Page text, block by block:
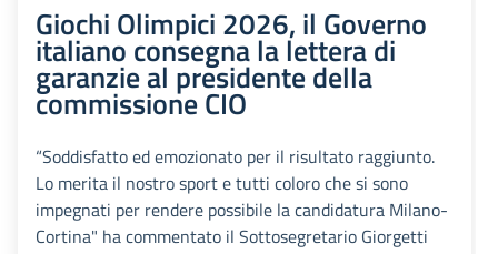
Giochi Olimpici 2026, il Governo
italiano consegna la lettera di
garanzie al presidente della
commissione CIO
“Soddisfatto ed emozionato per il risultato raggiunto.
Lo merita il nostro sport e tutti coloro che si sono
impegnati per rendere possibile la candidatura Milano-
Cortina" ha commentato il Sottosegretario Giorgetti